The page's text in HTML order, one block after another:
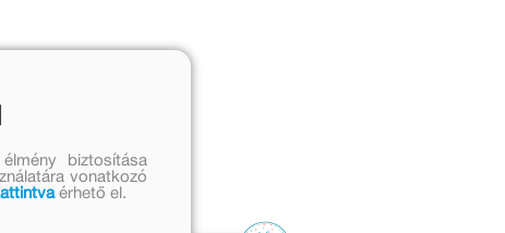
biztosítása
vonatkozó
érhető el.